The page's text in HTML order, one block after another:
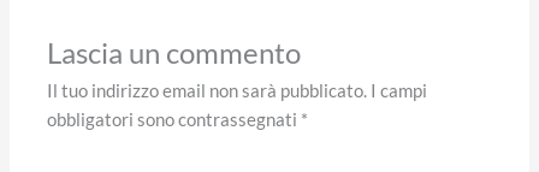
Lascia un commento
Il tuo indirizzo email non sarà pubblicato. I campi
obbligatori sono contrassegnati *